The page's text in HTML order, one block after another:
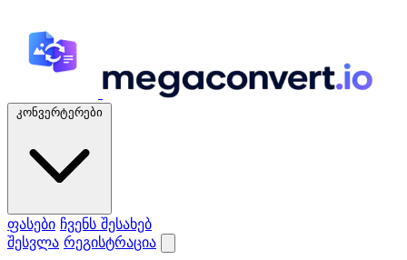
კონვერტერები
ფასები ჩვენს შესახებ
შესვლა რეგისტრაცია